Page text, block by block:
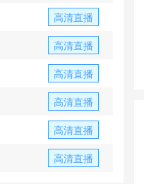
高清直播
高清直播
高清直播
高清直播
高清直播
高清直播